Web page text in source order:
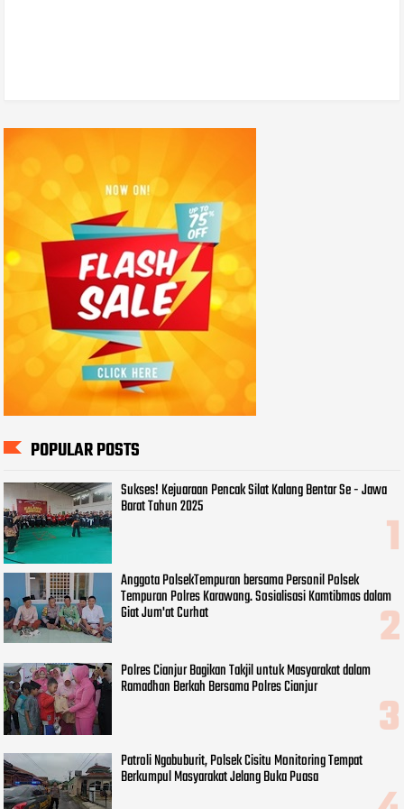
POPULAR POSTS
Sukses! Kejuaraan Pencak Silat Kalang Bentar Se - Jawa
Barat Tahun 2025
Anggota PolsekTempuran bersama Personil Polsek
Tempuran Polres Karawang. Sosialisasi Kamtibmas dalam
Giat Jum'at Curhat
Polres Cianjur Bagikan Takjil untuk Masyarakat dalam
Ramadhan Berkah Bersama Polres Cianjur
Patroli Ngabuburit, Polsek Cisitu Monitoring Tempat
Berkumpul Masyarakat Jelang Buka Puasa